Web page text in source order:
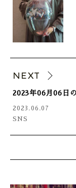
NEXT
2023年06月06日
2023.06.07
SNS